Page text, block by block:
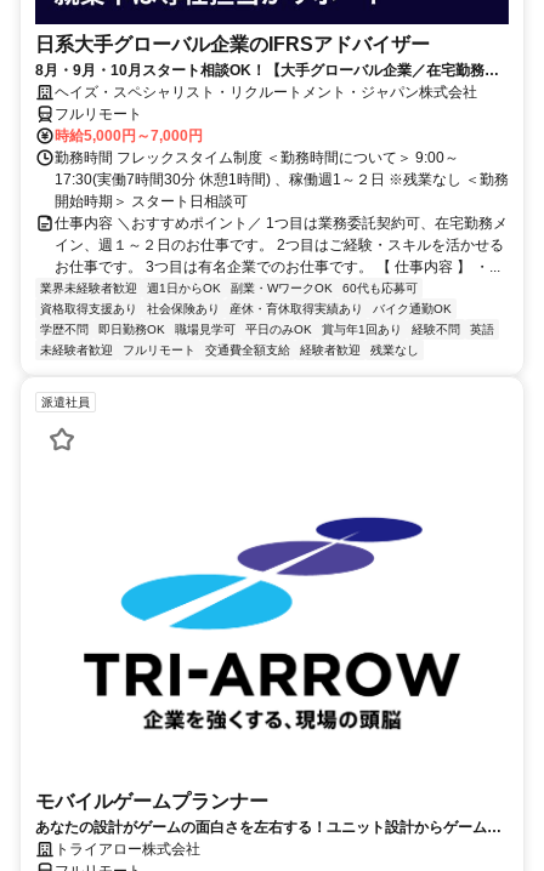
日系大手グローバル企業のIFRSアドバイザー
8月・9月・10月スタート相談OK！【大手グローバル企業／在宅勤務メ
イン／週1～2日勤務】IFRSアドバイザー
ヘイズ・スペシャリスト・リクルートメント・ジャパン株式会社
フルリモート
時給5,000円～7,000円
勤務時間 フレックスタイム制度 ＜勤務時間について＞ 9:00～
17:30(実働7時間30分 休憩1時間) 、稼働週1～２日 ※残業なし ＜勤務
開始時期＞ スタート日相談可
仕事内容 ＼おすすめポイント／ 1つ目は業務委託契約可、在宅勤務メ
イン、週１～２日のお仕事です。 2つ目はご経験・スキルを活かせる
お仕事です。 3つ目は有名企業でのお仕事です。 【 仕事内容 】 ・...
業界未経験者歓迎 週1日からOK 副業・WワークOK
60代も応募可
資格取得支援あり
社会保険あり 産休・育休取得実績あり
バイク通勤OK
学歴不問
即日勤務OK 職場見学可 平日のみOK 賞与年1回あり 経験不問
英語
未経験者歓迎
フルリモート 交通費全額支給 経験者歓迎 残業なし
派遣社員
モバイルゲームプランナー
あなたの設計がゲームの面白さを左右する！ユニット設計からゲームバ
ランスまで、面白さを設計するお仕事です。
トライアロー株式会社